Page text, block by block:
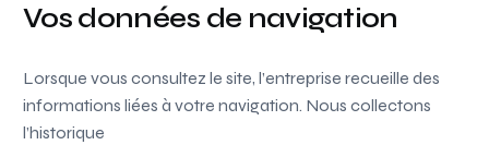
Vos données de navigation
Lorsque vous consultez le site, l’entreprise recueille des
informations liées à votre navigation. Nous collectons
l’historique